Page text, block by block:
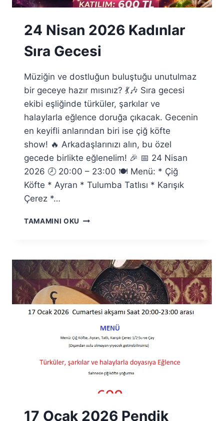
24 Nisan 2026 Kadınlar
Sıra Gecesi
Müziğin ve dostluğun buluştuğu unutulmaz
bir geceye hazır mısınız? 💃🎶 Sıra gecesi
ekibi eşliğinde türküler, şarkılar ve
halaylarla eğlence doruğa çıkacak. Gecenin
en keyifli anlarından biri ise çiğ köfte
show! 🔥 Arkadaşlarınızı alın, bu özel
gecede birlikte eğlenelim! 🎉 📅 24 Nisan
2026 🕗 20:00 – 23:00 🍽 Menü: * Çiğ
Köfte * Ayran * Tulumba Tatlısı * Karışık
Çerez *…
TAMAMINI OKU 24
SIRA
GECESI
17 Ocak 2026 Pendik